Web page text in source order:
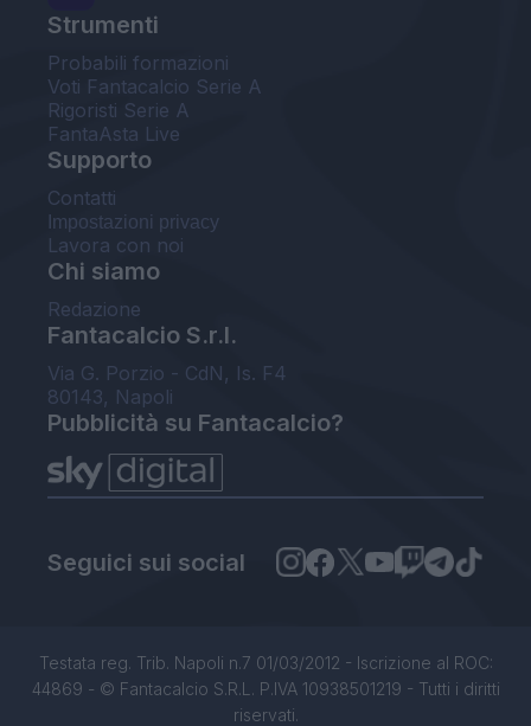
Strumenti
Probabili formazioni
Voti Fantacalcio Serie A
Rigoristi Serie A
FantaAsta Live
Supporto
Contatti
Impostazioni privacy
Lavora con noi
Chi siamo
Redazione
Fantacalcio S.r.l.
Via G. Porzio - CdN, Is. F4
80143, Napoli
Pubblicità su Fantacalcio?
Seguici sui social
Testata reg. Trib. Napoli n.7 01/03/2012 - Iscrizione al ROC:
44869 - © Fantacalcio S.R.L. P.IVA 10938501219 - Tutti i diritti
riservati.